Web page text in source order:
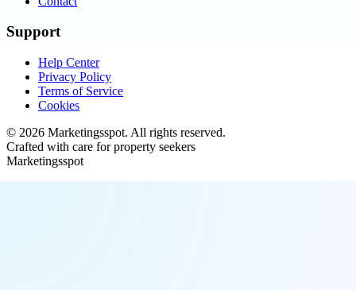
Support
Help Center
Privacy Policy
Terms of Service
Cookies
© 2026 Marketingsspot. All rights reserved.
Crafted with care for property seekers
Marketingsspot